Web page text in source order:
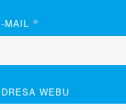
MAIL *
WEBU